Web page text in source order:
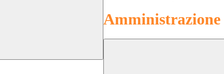
Amministrazione